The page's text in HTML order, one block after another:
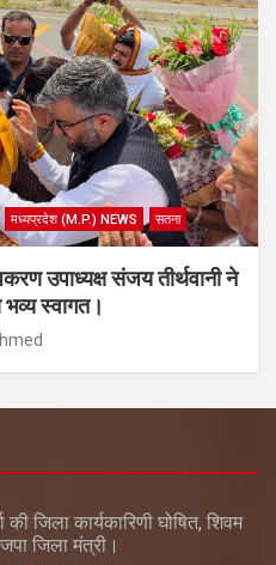
मध्यप्रदेश (M.P.) NEWS सतना
उपाध्यक्ष संजय तीर्थवानी ने
भव्य स्वागत।
की जिला कार्यकारिणी घोषित, शिवम
जिला मंत्री।